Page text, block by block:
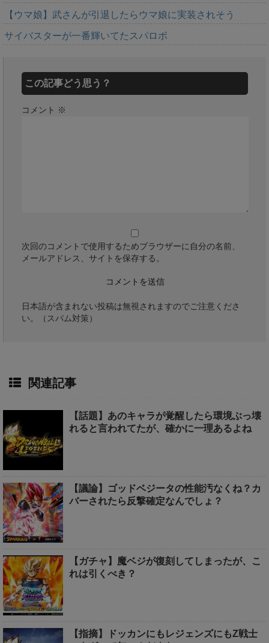
【ウマ娘】武さんが引退したらウマ娘に実装されそう
サイバスターが一番輝いてたスパロボ
この記事どう思う？
コメント ※
次回のコメントで使用するためブラウザーに自分の名前、
メールアドレス、サイトを保存する。
日本語が含まれない投稿は無視されますのでご注意くださ
い。（スパム対策）
関連記事
【話題】あのキャラが覚醒したら環境ぶっ壊
れると言われてたが、確かに一理あるよね
【議論】ゴッドベジータの性能汚なくね？カ
バーされたら反撃確定なんでしょ？
【ガチャ】魔ベジが復刻してしまったが、こ
れは引くべき？
【指摘】ドッカンにもレジェンズにもZ戦士